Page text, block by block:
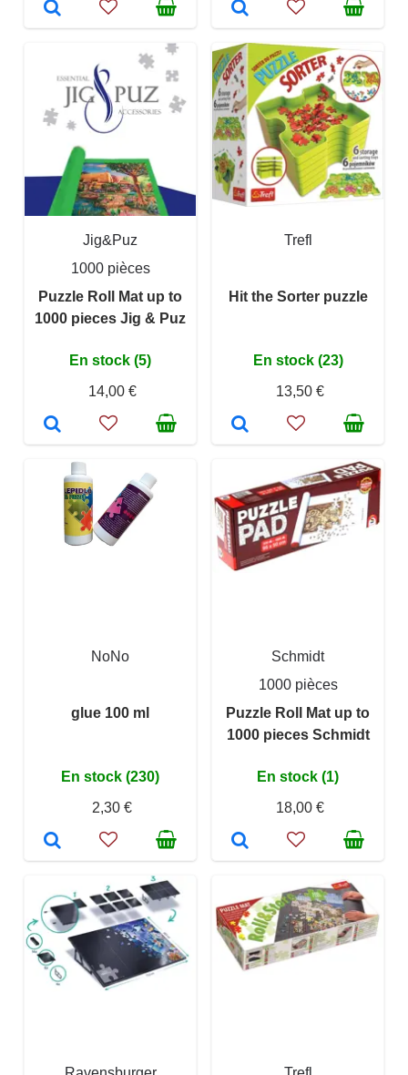
Jig&Puz
1000 pièces
Puzzle Roll Mat up to
1000 pieces Jig & Puz
En stock (5)
14,00 €
Trefl
Hit the Sorter puzzle
En stock (23)
13,50 €
NoNo
glue 100 ml
En stock (230)
2,30 €
Schmidt
1000 pièces
Puzzle Roll Mat up to
1000 pieces Schmidt
En stock (1)
18,00 €